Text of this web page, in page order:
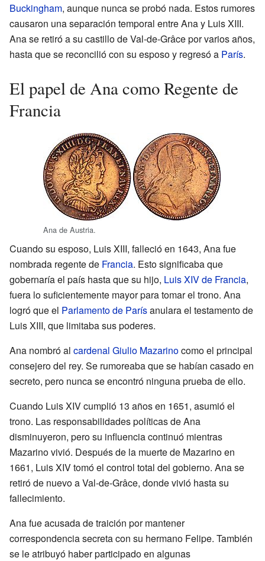
Buckingham, aunque nunca se probó nada. Estos rumores
causaron una separación temporal entre Ana y Luis XIII.
Ana se retiró a su castillo de Val-de-Grâce por varios años,
hasta que se reconcilió con su esposo y regresó a París.
El papel de Ana como Regente de
Francia
Ana de Austria.
Cuando su esposo, Luis XIII, falleció en 1643, Ana fue
nombrada regente de Francia. Esto significaba que
gobernaría el país hasta que su hijo, Luis XIV de Francia,
fuera lo suficientemente mayor para tomar el trono. Ana
logró que el Parlamento de Parísanulara el testamento de
Luis XIII, que limitaba sus poderes.
Ana nombró al cardenal Giulio Mazarinocomo el principal
consejero del rey. Se rumoreaba que se habían casado en
secreto, pero nunca se encontró ninguna prueba de ello.
Cuando Luis XIV cumplió 13 años en 1651, asumió el
trono. Las responsabilidades políticas de Ana
disminuyeron, pero su influencia continuó mientras
Mazarino vivió. Después de la muerte de Mazarino en
1661, Luis XIV tomó el control total del gobierno. Ana se
retiró de nuevo a Val-de-Grâce, donde vivió hasta su
fallecimiento.
Ana fue acusada de traición por mantener
correspondencia secreta con su hermano Felipe. También
se le atribuyó haber participado en algunas